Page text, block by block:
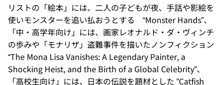
リストの「絵本」には、二人の子どもが夜、手話や影絵を
使いモンスターを追い払おうとする “Monster Hands”、
「中・高学年向け」には、画家レオナルド・ダ・ヴィンチ
の歩みや「モナリザ」盗難事件を描いたノンフィクション
“The Mona Lisa Vanishes: A Legendary Painter, a
Shocking Heist, and the Birth of a Global Celebrity”、
「高校生向け」には、日本の伝説を題材とした ”Catfish